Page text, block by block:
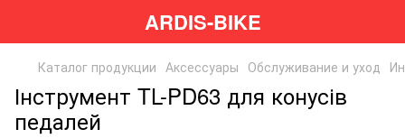
ARDIS-BIKE
Каталог продукции Аксессуары Обслуживание и уход
Інструмент TL-PD63 для конусів
педалей